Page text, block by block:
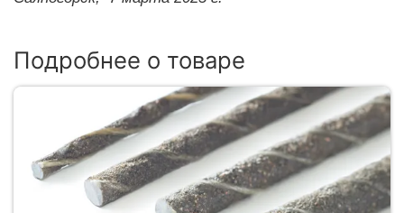
Подробнее о товаре